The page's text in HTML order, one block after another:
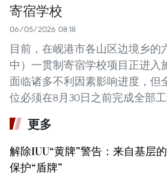
寄宿学校
06/05/2026 08:18
目前，在岘港市各山区边境乡的
中）一贯制寄宿学校项目正进入
面临诸多不利因素影响进度，但
位必须在8月30日之前完成全部工
更多
解除IUU“黄牌”警告：来自基层
保护“盾牌”